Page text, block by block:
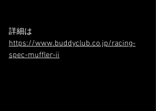
詳細は
https://www.buddyclub.co.jp/racing-
spec-muffler-ii